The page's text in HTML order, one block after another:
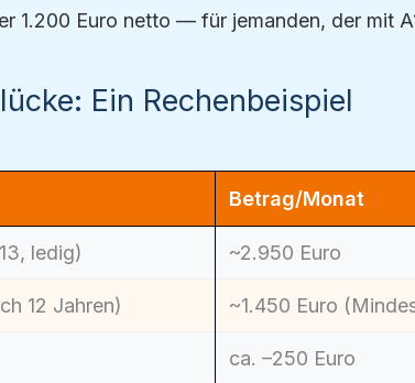
1.200 Euro netto — für jemanden, der mit
Ein Rechenbeispiel
Betrag/Monat
ledig) ~2.950 Euro
12 Jahren) ~1.450 Euro
ca. –250 Euro